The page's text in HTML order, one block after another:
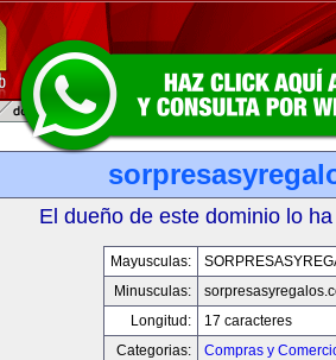
El dueño de este dominio lo
Mayusculas:
Minusculas:
Longitud:
17 caracteres
Categorias:
Compras y